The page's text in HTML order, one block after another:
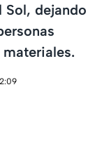
Sol, dejando